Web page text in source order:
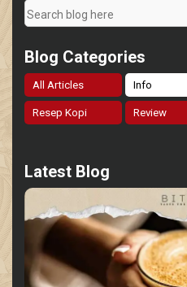
Blog Categories
All Articles Info
Resep Kopi Review
Latest Blog